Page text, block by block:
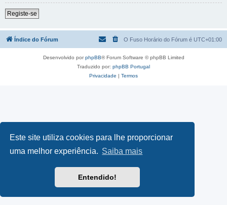
Este site utiliza cookies para lhe proporcionar
uma melhor experiência. Saiba mais
Entendido!
Registe-se
Índice do Fórum O Fuso Horário do Fórum é UTC+01:00
Desenvolvido porphpBB® Forum Software © phpBB Limited
Traduzido por: phpBB Portugal
Privacidade | Termos